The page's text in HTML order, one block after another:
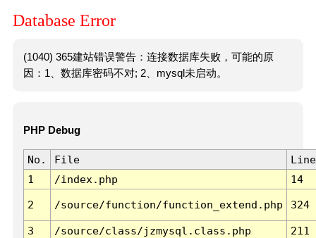
Database Error
(1040) 365建站错误警告：连接数据库失败，可能的原
因：1、数据库密码不对; 2、mysql未启动。
PHP Debug
No. File
Line
1
/index.php 14
2 /source/function/function_extend.php 324
3 /source/class/jzmysql.class.php
211